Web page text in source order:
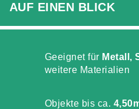
AUF EINEN BLICK
Geeignet für Metall,
weitere Materialien
Objekte bis ca.